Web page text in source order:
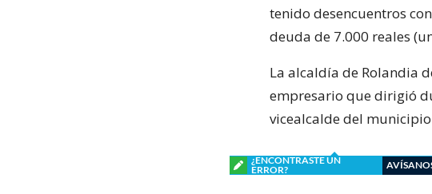
tenido desencuentros
deuda de 7.000 reales
La alcaldía de Rolandia
empresario que dirigió
vicealcalde del
¿ENCONTRASTE UN
ERROR?